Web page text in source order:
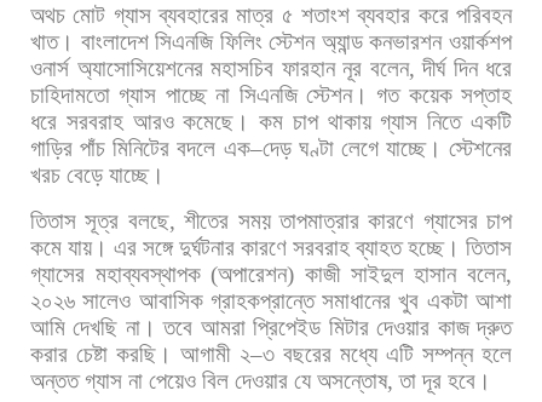
অথচ মোট গ্যাস ব্যবহারের মাত্র ৫ শতাংশ ব্যবহার করে পরিবহন
খাত। বাংলাদেশ সিএনজি ফিলিং স্টেশন অ্যান্ড কনভারশন ওয়ার্কশপ
ওনার্স অ্যাসোসিয়েশনের মহাসচিব ফারহান নূর বলেন,দীর্ঘ দিন ধরে
চাহিদামতো গ্যাস পাচ্ছে না সিএনজি স্টেশন। গত কয়েক সপ্তাহ
ধরে সরবরাহ আরও কমেছে। কম চাপ থাকায় গ্যাস নিতে একটি
গাড়ির পাঁচ মিনিটের বদলে এক–দেড় ঘণ্টা লেগে যাচ্ছে। স্টেশনের
খরচ বেড়ে যাচ্ছে।
তিতাস সূত্র বলছে,শীতের সময় তাপমাত্রার কারণে গ্যাসের চাপ
কমে যায়। এর সঙ্গে দুর্ঘটনার কারণে সরবরাহ ব্যাহত হচ্ছে। তিতাস
গ্যাসের মহাব্যবস্থাপক(অপারেশন)কাজী সাইদুল হাসান বলেন,
২০২৬ সালেও আবাসিক গ্রাহকপ্রান্তে সমাধানের খুব একটা আশা
আমি দেখছি না। তবে আমরা প্রিপেইড মিটার দেওয়ার কাজ দ্রুত
করার চেষ্টা করছি। আগামী ২–৩ বছরের মধ্যে এটি সম্পন্ন হলে
অন্তত গ্যাস না পেয়েও বিল দেওয়ার যে অসন্তোষ,তা দূর হবে।